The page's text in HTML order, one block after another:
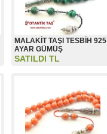
MALAKİT TAŞI TESBİH 925
AYAR GÜMÜŞ
SATILDI TL